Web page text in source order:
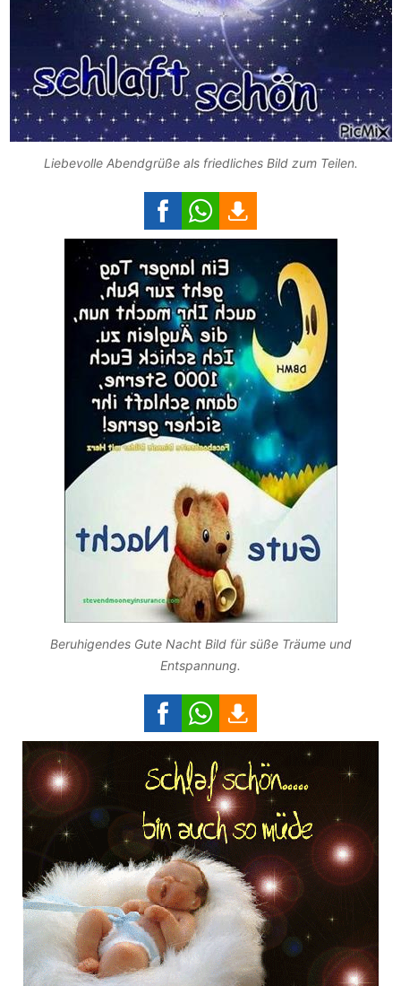
Liebevolle Abendgrüße als friedliches Bild zum Teilen.
Beruhigendes Gute Nacht Bild für süße Träume und
Entspannung.